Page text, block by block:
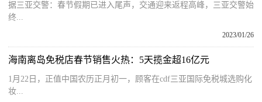
据三亚交警：春节假期已进入尾声，交通迎来返程高峰，三亚交警始
终...
2023/01/26
海南离岛免税店春节销售火热：5天揽金超16亿元
1月22日，正值中国农历正月初一，顾客在cdf三亚国际免税城选购化
妆...